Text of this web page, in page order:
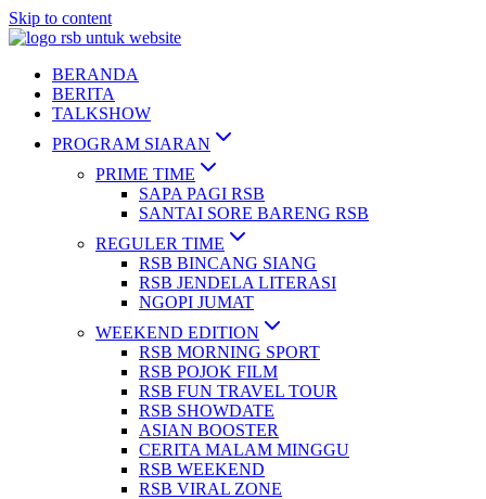
Skip to content
BERANDA
BERITA
TALKSHOW
PROGRAM SIARAN
PRIME TIME
SAPA PAGI RSB
SANTAI SORE BARENG RSB
REGULER TIME
RSB BINCANG SIANG
RSB JENDELA LITERASI
NGOPI JUMAT
WEEKEND EDITION
RSB MORNING SPORT
RSB POJOK FILM
RSB FUN TRAVEL TOUR
RSB SHOWDATE
ASIAN BOOSTER
CERITA MALAM MINGGU
RSB WEEKEND
RSB VIRAL ZONE